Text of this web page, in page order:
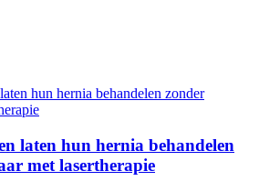
laten hun hernia behandelen
met lasertherapie